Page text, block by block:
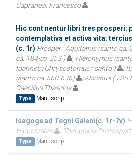
Capranesi, Francesco
Hic continentur libri tres prosperi:
contemplativa et activa vita:
(c. 1r) Prosper : Aquitanus (santo ca.
ca. 184-ca. 253 )
; Hieronymus
Ioannes : Chrysostomus ( santo )
;
(santo ca. 560-636)
; Alcuinus ( 735-
Caecilius Thascius
Type Manuscript
Isagoge ad Tegni Galeni(c. 1r-7v)
Hippocrates
; Theophilus
Type Manuscript